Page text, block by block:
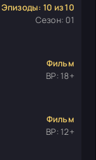
Эпизоды: 10 из 10
Сезон: 01
Фильм
ВР: 18+
Фильм
ВР: 12+